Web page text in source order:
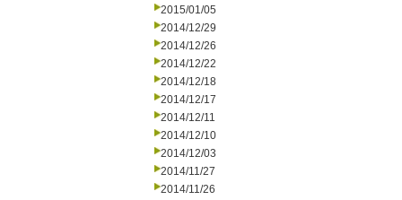
2015/01/05
2014/12/29
2014/12/26
2014/12/22
2014/12/18
2014/12/17
2014/12/11
2014/12/10
2014/12/03
2014/11/27
2014/11/26